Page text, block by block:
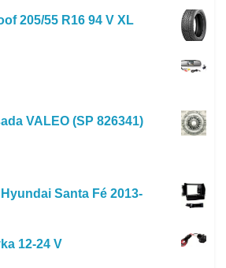
205/55 R16 94 V XL
VALEO (SP 826341)
Santa Fé 2013-
12-24 V